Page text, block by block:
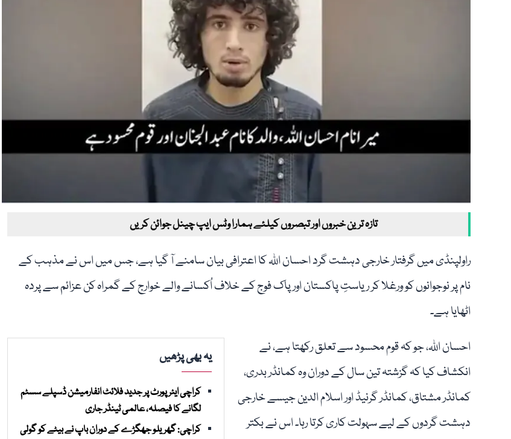
تازہ ترین خبروں اور تبصروں کیلئے ہمارا وٹس ایپ چینل جوائن کریں
راولپنڈی میں گرفتار خارجی دہشت گرد احسان اللہ کا اعترافی بیان سامنے آ گیا ہے، جس میں اس نے مذہب کے
نام پر نوجوانوں کو ورغلا کر ریاستِ پاکستان اور پاک فوج کے خلاف اُکسانے والے خوارج کے گمراہ کن عزائم سے پردہ
اٹھایا ہے۔
یہ بھی پڑھیں
کراچی ایئرپورٹ پر جدید فلائٹ انفارمیشن ڈسپلے سسٹم
لگانے کا فیصلہ، عالمی ٹینڈر جاری
کراچی: گھریلو جھگڑے کے دوران باپ نے بیٹے کو گولی
احسان اللہ، جو کہ قوم محسود سے تعلق رکھتا ہے، نے
انکشاف کیا کہ گزشتہ تین سال کے دوران وہ کمانڈر بدری،
کمانڈر مشتاق، کمانڈر گرنیڈ اور اسلام الدین جیسے خارجی
دہشت گردوں کے لیے سہولت کاری کرتا رہا۔ اس نے بکتر